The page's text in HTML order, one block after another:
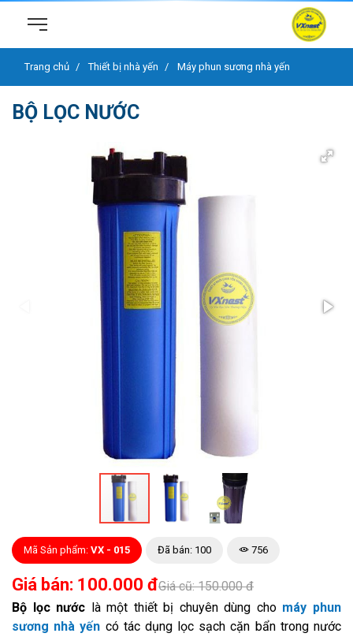
Trang chủ Thiết bị nhà yến Máy phun sương nhà yến
BỘ LỌC NƯỚC
Mã Sản phẩm: VX - 015 Đã bán: 100 756
Giá bán: 100.000 đGiá cũ: 150.000 đ
Bộ lọc nước là một thiết bị chuyên dùng cho máy phun
sương nhà yến có tác dụng lọc sạch cặn bẩn trong nước